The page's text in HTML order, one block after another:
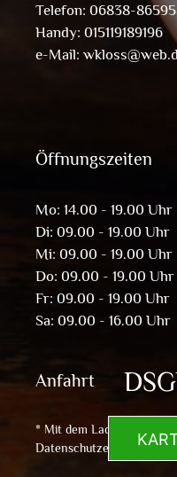
Telefon: 06838-
Handy: 015119189196
e-Mail:
Öffnungszeiten
Mo: 14.00 - 19.00 Uhr
Di: 09.00 - 19.00 Uhr
Mi: 09.00 - 19.00 Uhr
Do: 09.00 - 19.00 Uhr
Fr: 09.00 - 19.00 Uhr
Sa: 09.00 - 16.00 Uhr
Anfahrt
* Mit dem Laden der
Datenschutzerklärung